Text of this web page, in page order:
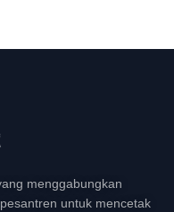
menggabungkan
untuk mencetak